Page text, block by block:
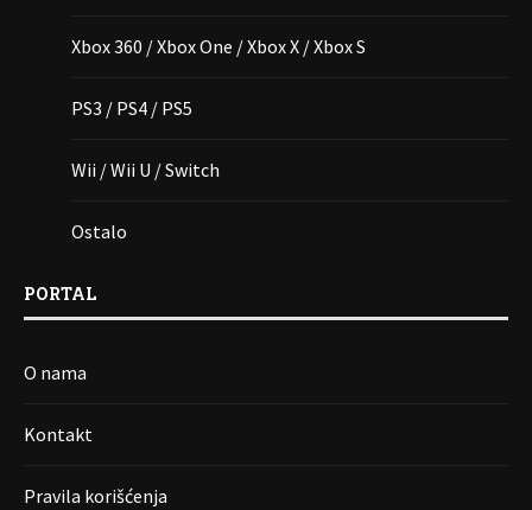
Xbox 360 / Xbox One / Xbox X / Xbox S
PS3 / PS4 / PS5
Wii / Wii U / Switch
Ostalo
PORTAL
O nama
Kontakt
Pravila korišćenja